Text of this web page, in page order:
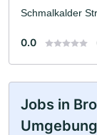
Schmalkalder
0.0
Jobs in